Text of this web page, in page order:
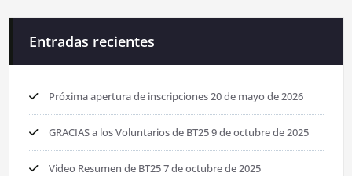
Entradas recientes
Próxima apertura de inscripciones20 de mayo de 2026
GRACIAS a los Voluntarios de BT259 de octubre de 2025
Video Resumen de BT257 de octubre de 2025